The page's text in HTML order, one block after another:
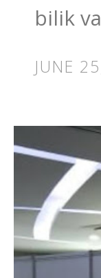
bilik
JUNE